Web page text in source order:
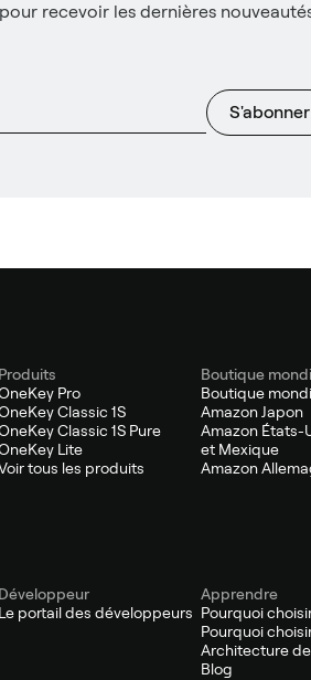
recevoir les dernières
S'abonner
Produits
Pro
Classic 1S
Classic 1S Pure
Lite
tous les produits
Boutique
Boutique
Amazon Japon
Amazon États-
et Mexique
Amazon
Développeur
Le portail des développeurs
Apprendre
Pourquoi
Pourquoi
Architecture
Blog